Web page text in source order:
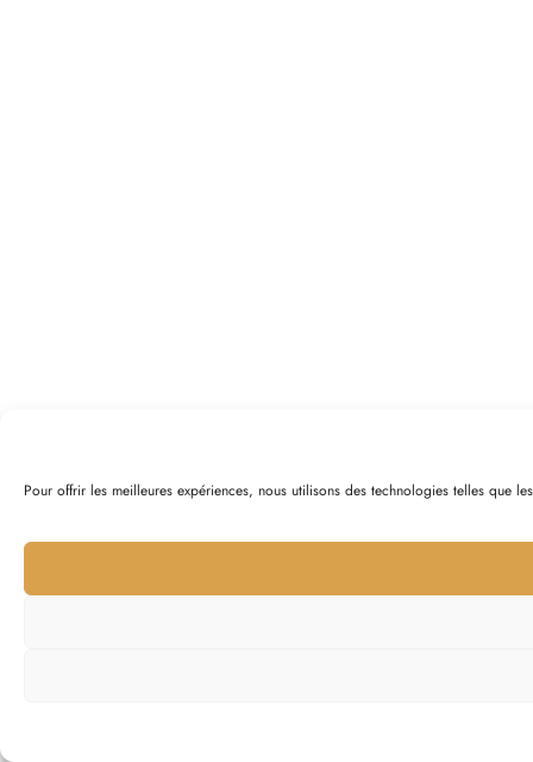
Pour offrir les meilleures expériences, nous utilisons des technologies telles que